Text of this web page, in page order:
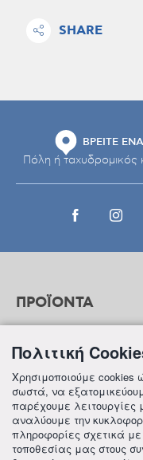
SHARE
ΒΡΕΙΤΕ
ΠΡΟΪΟΝΤΑ
ΒΟΗΘΕΙΑ
ΠΛΗΡΟΦΟΡΙΕΣ
Πολιτική
Χρησιμοποιούμε cookies
σωστά, να
παρέχουμε λειτουργίες
αναλύουμε την
πληροφορίες σχετικά
τοποθεσίας μας στους